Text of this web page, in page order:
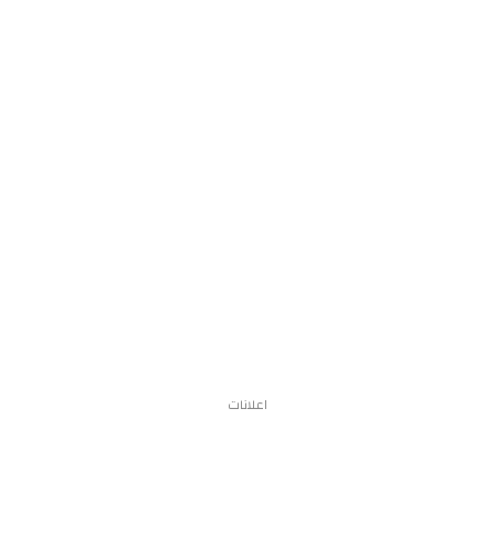
اعلانات